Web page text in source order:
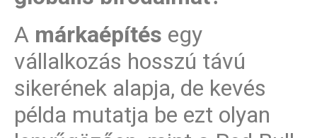
A márkaépítés egy
vállalkozás hosszú távú
sikerének alapja, de kevés
példa mutatja be ezt olyan